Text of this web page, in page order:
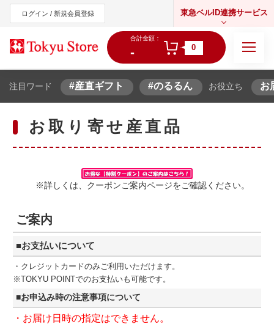
ログイン / 新規会員登録 東急ベルID連携サービス
東急オンラインショップ
合計金額：
- 0
注目ワード #産直ギフト #のるるん お役立ち お
お取り寄せ産直品
※詳しくは、クーポンご案内ページをご確認ください。
ご案内
■お支払いについて
・クレジットカードのみご利用いただけます。
※TOKYU POINTでのお支払いも可能です。
■お申込み時の注意事項について
・お届け日時の指定はできません。